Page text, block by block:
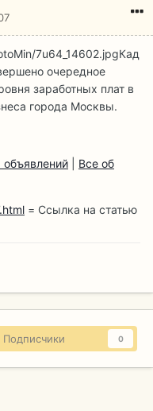
7u64_14602.jpgКад
очередное
заработных плат в
города Москвы.
объявлений
Все об
= Ссылка на статью
Подписчики 0